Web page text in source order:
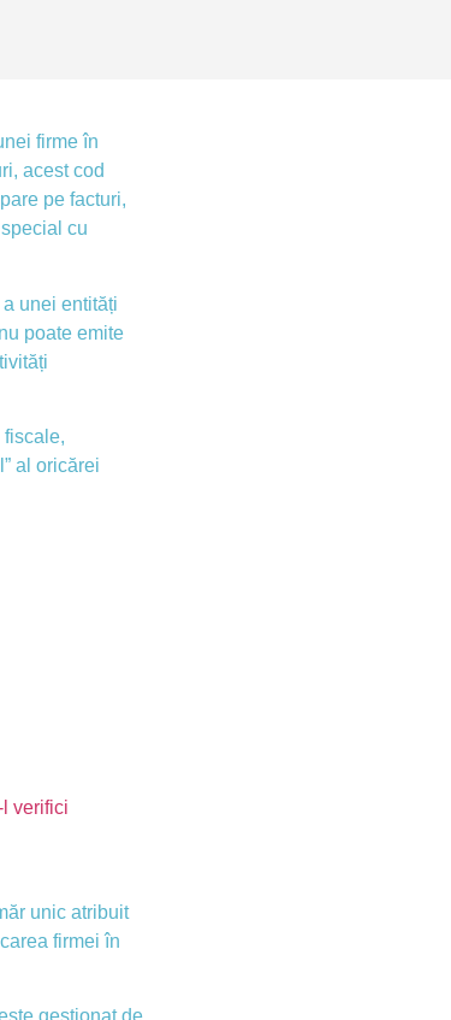
firme în
acest cod
pe facturi,
cu
unei entități
poate emite
fiscale,
al oricărei
verifici
unic atribuit
firmei în